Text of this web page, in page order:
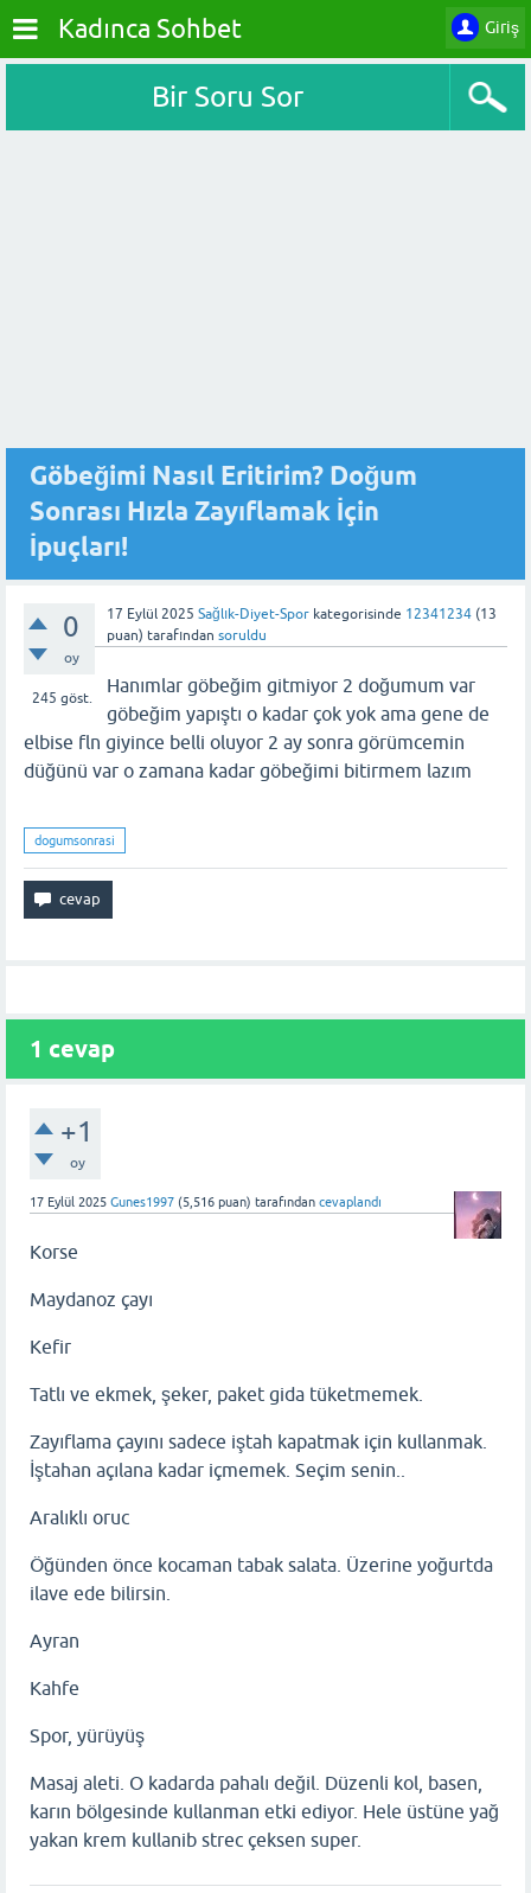
Giriş
Kadınca Sohbet
Bir Soru Sor
Göbeğimi Nasıl Eritirim? Doğum
Sonrası Hızla Zayıflamak İçin
İpuçları!
0
oy
245 göst.
17 Eylül 2025 Sağlık-Diyet-Spor kategorisinde 12341234 (13
puan) tarafından soruldu
Hanımlar göbeğim gitmiyor 2 doğumum var
göbeğim yapıştı o kadar çok yok ama gene de
elbise fln giyince belli oluyor 2 ay sonra görümcemin
düğünü var o zamana kadar göbeğimi bitirmem lazım
dogumsonrasi
1 cevap
+1
oy
17 Eylül 2025 Gunes1997 (5,516 puan) tarafından cevaplandı
Korse
Maydanoz çayı
Kefir
Tatlı ve ekmek, şeker, paket gida tüketmemek.
Zayıflama çayını sadece iştah kapatmak için kullanmak.
İştahan açılana kadar içmemek. Seçim senin..
Aralıklı oruc
Öğünden önce kocaman tabak salata. Üzerine yoğurtda
ilave ede bilirsin.
Ayran
Kahfe
Spor, yürüyüş
Masaj aleti. O kadarda pahalı değil. Düzenli kol, basen,
karın bölgesinde kullanman etki ediyor. Hele üstüne yağ
yakan krem kullanib strec çeksen super.